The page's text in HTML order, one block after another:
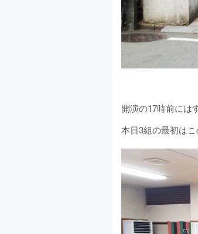
開演の17時前には
本日3組の最初は